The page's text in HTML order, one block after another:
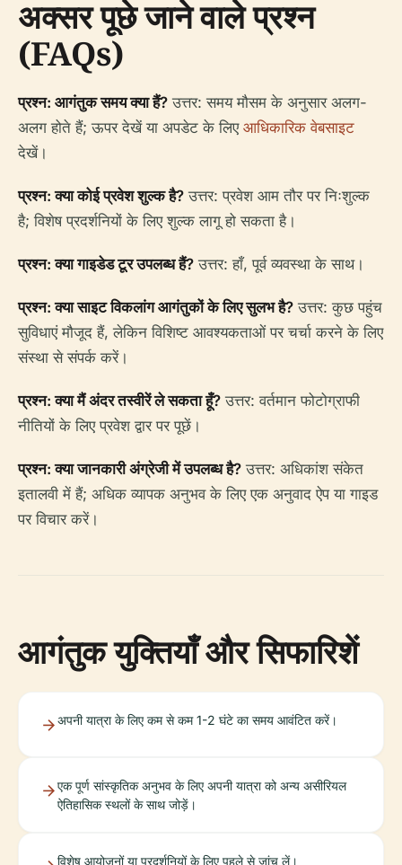
अक्सर पूछे जाने वाले प्रश्न
(FAQs)
प्रश्न: आगंतुक समय क्या हैं? उत्तर: समय मौसम के अनुसार अलग-
अलग होते हैं; ऊपर देखें या अपडेट के लिए आधिकारिक वेबसाइट
देखें।
प्रश्न: क्या कोई प्रवेश शुल्क है? उत्तर: प्रवेश आम तौर पर निःशुल्क
है; विशेष प्रदर्शनियों के लिए शुल्क लागू हो सकता है।
प्रश्न: क्या गाइडेड टूर उपलब्ध हैं? उत्तर: हाँ, पूर्व व्यवस्था के साथ।
प्रश्न: क्या साइट विकलांग आगंतुकों के लिए सुलभ है? उत्तर: कुछ पहुंच
सुविधाएं मौजूद हैं, लेकिन विशिष्ट आवश्यकताओं पर चर्चा करने के लिए
संस्था से संपर्क करें।
प्रश्न: क्या मैं अंदर तस्वीरें ले सकता हूँ? उत्तर: वर्तमान फोटोग्राफी
नीतियों के लिए प्रवेश द्वार पर पूछें।
प्रश्न: क्या जानकारी अंग्रेजी में उपलब्ध है? उत्तर: अधिकांश संकेत
इतालवी में हैं; अधिक व्यापक अनुभव के लिए एक अनुवाद ऐप या गाइड
पर विचार करें।
आगंतुक युक्तियाँ और सिफारिशें
अपनी यात्रा के लिए कम से कम 1-2 घंटे का समय आवंटित करें।
एक पूर्ण सांस्कृतिक अनुभव के लिए अपनी यात्रा को अन्य असीरियल
ऐतिहासिक स्थलों के साथ जोड़ें।
विशेष आयोजनों या प्रदर्शनियों के लिए पहले से जांच लें।